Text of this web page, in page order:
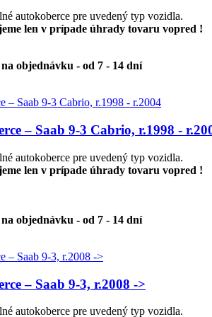
autokoberce pre uvedený typ vozidla.
len v prípade úhrady tovaru vopred !
na objednávku - od 7 - 14 dní
– Saab 9-3 Cabrio, r.1998 -
autokoberce pre uvedený typ vozidla.
len v prípade úhrady tovaru vopred !
na objednávku - od 7 - 14 dní
– Saab 9-3, r.2008 ->
autokoberce pre uvedený typ vozidla.